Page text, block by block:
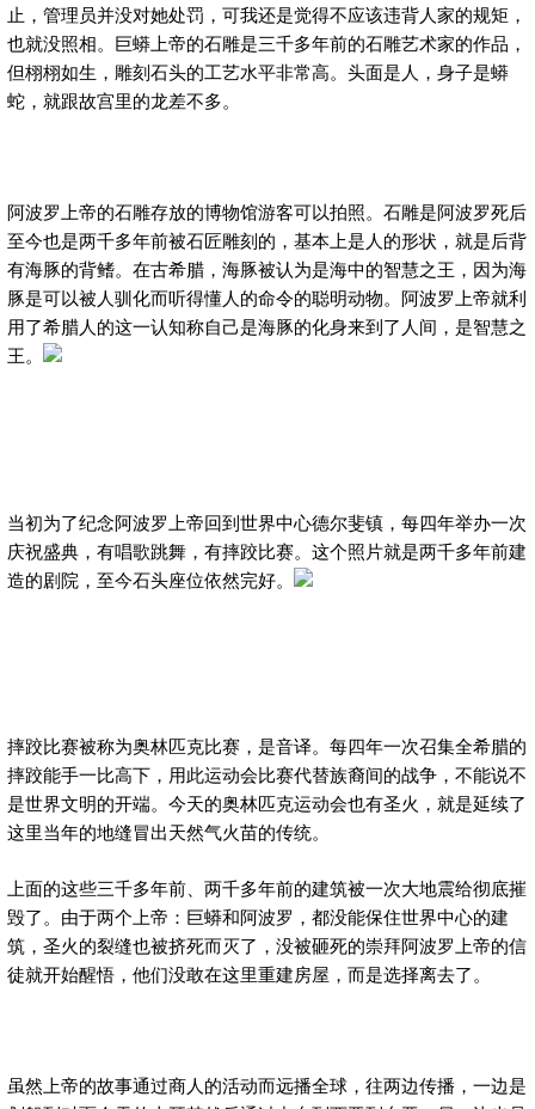
止，管理员并没对她处罚，可我还是觉得不应该违背人家的规矩，
也就没照相。巨蟒上帝的石雕是三千多年前的石雕艺术家的作品，
但栩栩如生，雕刻石头的工艺水平非常高。头面是人，身子是蟒
蛇，就跟故宫里的龙差不多。
阿波罗上帝的石雕存放的博物馆游客可以拍照。石雕是阿波罗死后
至今也是两千多年前被石匠雕刻的，基本上是人的形状，就是后背
有海豚的背鳍。在古希腊，海豚被认为是海中的智慧之王，因为海
豚是可以被人驯化而听得懂人的命令的聪明动物。阿波罗上帝就利
用了希腊人的这一认知称自己是海豚的化身来到了人间，是智慧之
王。
当初为了纪念阿波罗上帝回到世界中心德尔斐镇，每四年举办一次
庆祝盛典，有唱歌跳舞，有摔跤比赛。这个照片就是两千多年前建
造的剧院，至今石头座位依然完好。
摔跤比赛被称为奥林匹克比赛，是音译。每四年一次召集全希腊的
摔跤能手一比高下，用此运动会比赛代替族裔间的战争，不能说不
是世界文明的开端。今天的奥林匹克运动会也有圣火，就是延续了
这里当年的地缝冒出天然气火苗的传统。
上面的这些三千多年前、两千多年前的建筑被一次大地震给彻底摧
毁了。由于两个上帝：巨蟒和阿波罗，都没能保住世界中心的建
筑，圣火的裂缝也被挤死而灭了，没被砸死的崇拜阿波罗上帝的信
徒就开始醒悟，他们没敢在这里重建房屋，而是选择离去了。
虽然上帝的故事通过商人的活动而远播全球，往两边传播，一边是